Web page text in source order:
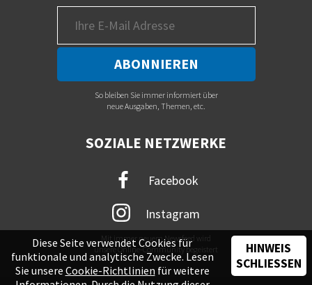
So bleiben Sie immer informiert über
neue Ausgaben, Themen, etc.
SOZIALE NETZWERKE
Facebook
Instagram
Mit immer neuem Newsfeed wird
unsere Online-Community begeistert
Diese Seite verwendet Cookies für
funktionale und analytische Zwecke. Lesen
Sie unsere Cookie-Richtlinien für weitere
HINWEIS
SCHLIESSEN